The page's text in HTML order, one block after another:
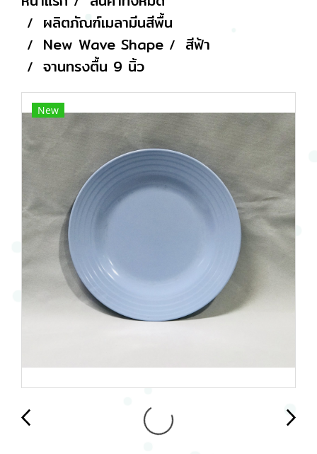
ผลิตภัณฑ์เมลามีนสีพื้น
New Wave Shape
สีฟ้า
จานทรงตื้น 9 นิ้ว
New